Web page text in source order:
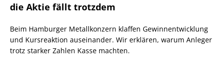
die Aktie fällt trotzdem
Beim Hamburger Metallkonzern klaffen Gewinnentwicklung
und Kursreaktion auseinander. Wir erklären, warum Anleger
trotz starker Zahlen Kasse machten.